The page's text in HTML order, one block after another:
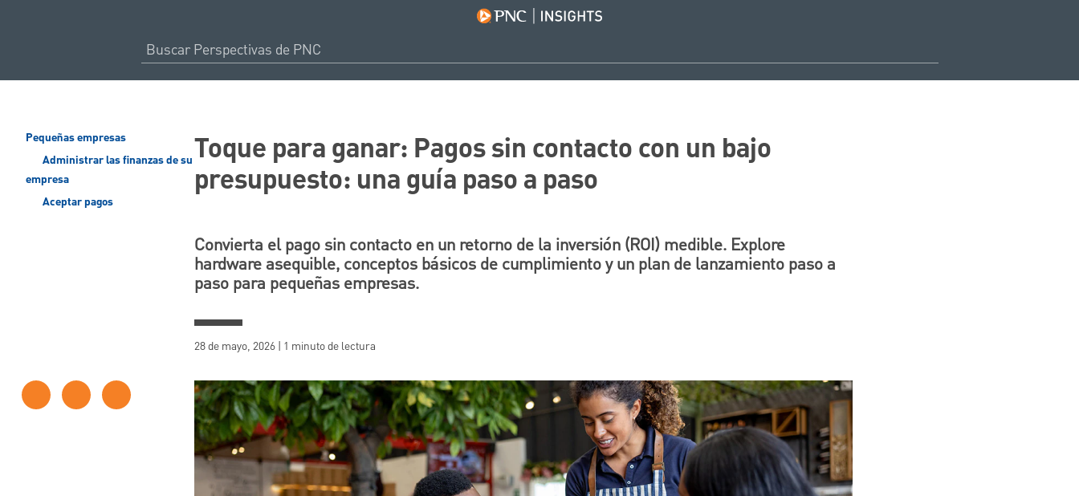
Pequeñas empresas
Administrar las finanzas de su
empresa
Aceptar pagos
Toque para ganar: Pagos sin contacto con un bajo
presupuesto: una guía paso a paso
Convierta el pago sin contacto en un retorno de la inversión (ROI) medible. Explore
hardware asequible, conceptos básicos de cumplimiento y un plan de lanzamiento paso a
paso para pequeñas empresas.
28 de mayo, 2026 | 1 minuto de lectura